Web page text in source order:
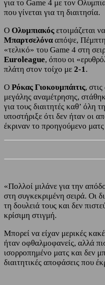
για το Game 4 με τον
που γίνεται για τη διαιτησία.
Ο Ολυμπιακός ετοιμάζεται
Μπαρτσελόνααπόψε,
«τελικό» του Game 4 στη
Euroleague, όπου οι
πλάτη στον τοίχο με 2-1.
Ο Ρόκας Γιοκουμπάιτις,
μεγάλης αναμέτρησης,
για τους διαιτητές καθ’ όλη
υποστήριξε ότι δεν ήταν οι
έκριναν το προηγούμενο
«Πολλοί μιλάνε για την
στη συγκεκριμένη σειρά. Οι
τη δουλειά τους και δεν
κρίσιμη στιγμή.
Μπορεί να είχαν μερικές
ήταν οφθαλμοφανείς, αλλά
ισορροπημένο ματς και δεν
διαιτητικές αποφάσεις που